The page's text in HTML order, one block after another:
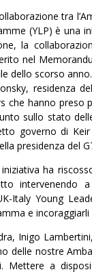
tra
(YLP) è una
la
nel
dello scorso anno.
residenza
che hanno
sullo stato
governo di
presidenza del
ha
intervenendo
Italy Young
e
Inigo
delle nostre
Mettere a